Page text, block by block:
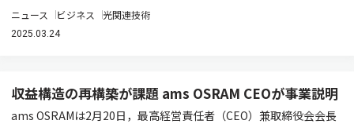
ニュース ビジネス 光関連技術
2025.03.24
収益構造の再構築が課題 ams OSRAM CEOが事業説明
ams OSRAMは2月20日，最高経営責任者（CEO）兼取締役会会長